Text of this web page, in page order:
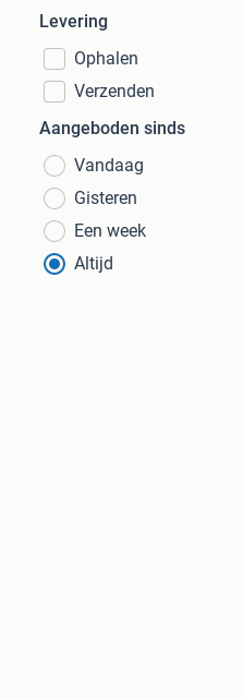
Levering
Ophalen
Verzenden
Aangeboden sinds
Vandaag
Gisteren
Een week
Altijd